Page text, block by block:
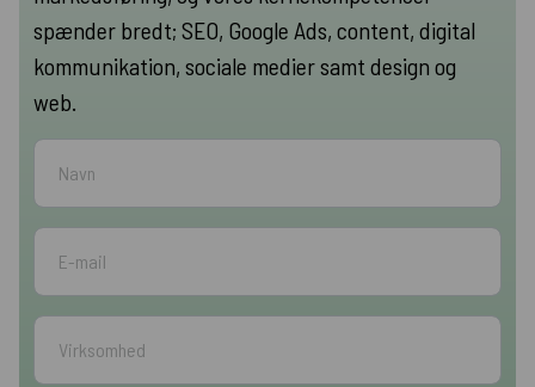
spænder bredt; SEO, Google Ads, content, digital
kommunikation, sociale medier samt design og
web.